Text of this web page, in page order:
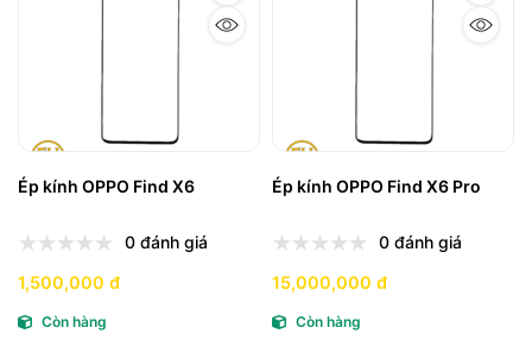
Ép kính OPPO Find X6
0 đánh giá
1,500,000 đ
Còn hàng
Ép kính OPPO Find X6 Pro
0 đánh giá
15,000,000 đ
Còn hàng